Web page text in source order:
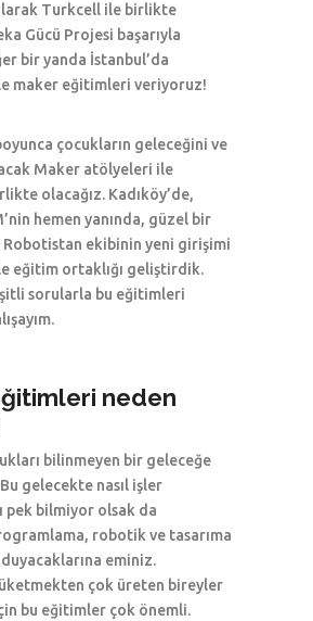
Turkcell ile birlikte
Gücü Projesi başarıyla
bir yanda İstanbul’da
maker eğitimleri veriyoruz!
çocukların geleceğini ve
Maker atölyeleri ile
olacağız. Kadıköy’de,
hemen yanında, güzel bir
Robotistan ekibinin yeni girişimi
eğitim ortaklığı geliştirdik.
sorularla bu eğitimleri
neden
bilinmeyen bir geleceğe
gelecekte nasıl işler
pek bilmiyor olsak da
robotik ve tasarıma
eminiz.
çok üreten bireyler
bu eğitimler çok önemli.